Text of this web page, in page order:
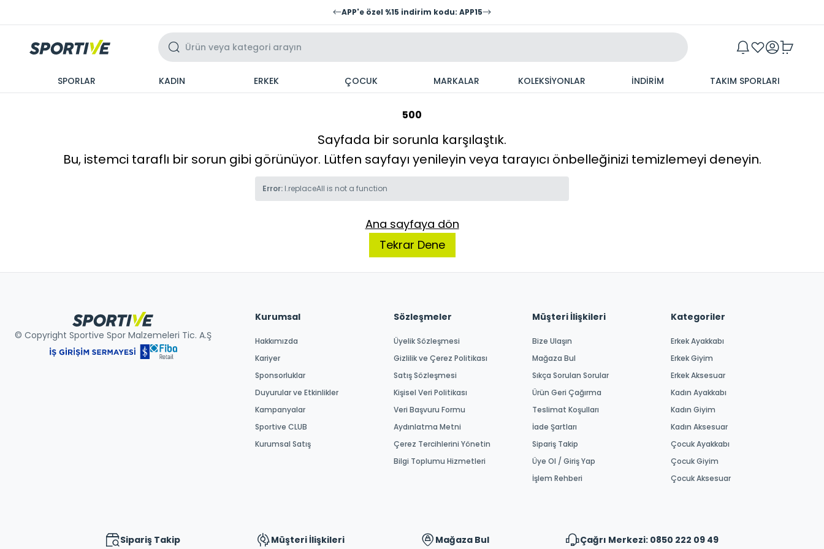
APP'e özel %15 indirim kodu: APP15
SPORLAR KADIN ERKEK ÇOCUK MARKALAR KOLEKSİYONLAR İNDİRİM TAKIM SPORLARI
500
Sayfada bir sorunla karşılaştık.
Bu, istemci taraflı bir sorun gibi görünüyor. Lütfen sayfayı yenileyin veya tarayıcı önbelleğinizi temizlemeyi deneyin.
Error: l.replaceAll is not a function
Ana sayfaya dön
Tekrar Dene
© Copyright Sportive Spor Malzemeleri Tic. A.Ş
Kurumsal
Hakkımızda
Kariyer
Sponsorluklar
Duyurular ve Etkinlikler
Kampanyalar
Sportive CLUB
Kurumsal Satış
Sözleşmeler
Üyelik Sözleşmesi
Gizlilik ve Çerez Politikası
Satış Sözleşmesi
Kişisel Veri Politikası
Veri Başvuru Formu
Aydınlatma Metni
Çerez Tercihlerini Yönetin
Bilgi Toplumu Hizmetleri
Müşteri İlişkileri
Bize Ulaşın
Mağaza Bul
Sıkça Sorulan Sorular
Ürün Geri Çağırma
Teslimat Koşulları
İade Şartları
Sipariş Takip
Üye Ol / Giriş Yap
İşlem Rehberi
Kategoriler
Erkek Ayakkabı
Erkek Giyim
Erkek Aksesuar
Kadın Ayakkabı
Kadın Giyim
Kadın Aksesuar
Çocuk Ayakkabı
Çocuk Giyim
Çocuk Aksesuar
Sipariş Takip Müşteri İlişkileri Mağaza Bul Çağrı Merkezi: 0850 222 09 49